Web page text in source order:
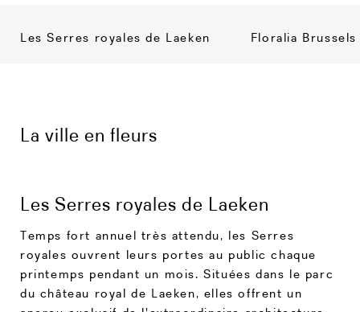
Les Serres royales de Laeken Floralia Brussels
La ville en fleurs
Les Serres royales de Laeken
Temps fort annuel très attendu, les Serres
royales ouvrent leurs portes au public chaque
printemps pendant un mois. Situées dans le parc
du château royal de Laeken, elles offrent un